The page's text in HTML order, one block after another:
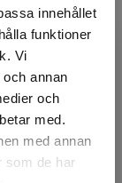
innehållet
funktioner
Vi
annan
och
med.
med annan
som de har